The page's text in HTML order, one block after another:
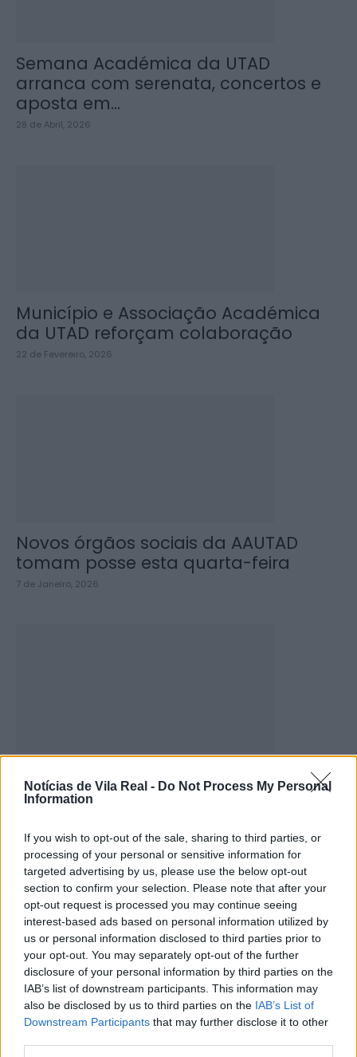
Notícias de Vila Real - Do Not Process My Personal
Information
If you wish to opt-out of the sale, sharing to third parties, or
processing of your personal or sensitive information for
targeted advertising by us, please use the below opt-out
section to confirm your selection. Please note that after your
opt-out request is processed you may continue seeing
interest-based ads based on personal information utilized by
us or personal information disclosed to third parties prior to
your opt-out. You may separately opt-out of the further
disclosure of your personal information by third parties on the
IAB’s list of downstream participants. This information may
also be disclosed by us to third parties on the IAB’s List of
Downstream Participants that may further disclose it to other
Semana Académica da UTAD
arranca com serenata, concertos e
aposta em...
28 de Abril, 2026
Município e Associação Académica
da UTAD reforçam colaboração
22 de Fevereiro, 2026
Novos órgãos sociais da AAUTAD
tomam posse esta quarta-feira
7 de Janeiro, 2026
Académica da UTAD é candidato
4 de Janeiro, 2026
Eleições para os órgãos sociais da
AAUTAD com abstenção de 90,7%